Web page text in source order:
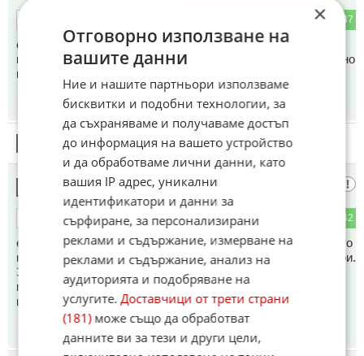
37
7
сигурно е искал ма хамериканците, Урсулка и Кая са го
натискали на обратно трябвало им е Севастопол и пушечно
месо
12.05.2026
Този коментар е премахнат от модератор.
Това
42
ОТГОВОР
е било неговото лично желание, но Украйна още от времето
на Порошенко се управляваше от нейните западни ментори.
Зеленски е нямал шанс да се еманципира дори и съвсем
малко при това заварено положение. От там насетне
цялото му президентство е било предначертано.
×
Отговорно използване на
вашите данни
Ние и нашите партньори използваме
бисквитки и подобни технологии, за
да съхраняваме и получаваме достъп
до информация на вашето устройство
и да обработваме лични данни, като
вашия IP адрес, уникални
идентификатори и данни за
сърфиране, за персонализирани
реклами и съдържание, измерване на
реклами и съдържание, анализ на
аудиторията и подобряване на
услугите.Доставчици от трети страни
(181)може също да обработват
данните ви за тези и други цели,